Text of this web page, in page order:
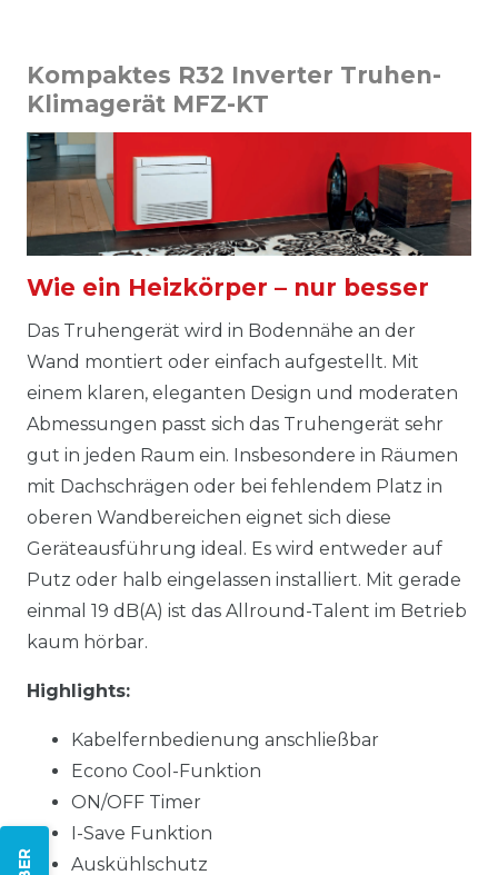
Kompaktes R32 Inverter Truhen-
Klimagerät MFZ-KT
Wie ein Heizkörper – nur besser
Das Truhengerät wird in Bodennähe an der
Wand montiert oder einfach aufgestellt. Mit
einem klaren, eleganten Design und moderaten
Abmessungen passt sich das Truhengerät sehr
gut in jeden Raum ein. Insbesondere in Räumen
mit Dachschrägen oder bei fehlendem Platz in
oberen Wandbereichen eignet sich diese
Geräteausführung ideal. Es wird entweder auf
Putz oder halb eingelassen installiert. Mit gerade
einmal 19 dB(A) ist das Allround-Talent im Betrieb
kaum hörbar.
Highlights:
Kabelfernbedienung anschließbar
Econo Cool-Funktion
ON/OFF Timer
I-Save Funktion
Auskühlschutz